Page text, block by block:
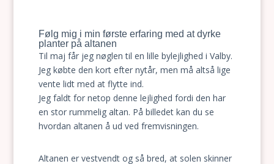
Følg mig i min første erfaring med at dyrke
planter på altanen
Til maj får jeg nøglen til en lille bylejlighed i Valby.
Jeg købte den kort efter nytår, men må altså lige
vente lidt med at flytte ind.
Jeg faldt for netop denne lejlighed fordi den har
en stor rummelig altan. På billedet kan du se
hvordan altanen å ud ved fremvisningen.
Altanen er vestvendt og så bred, at solen skinner